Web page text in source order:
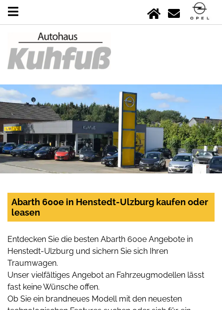
Abarth 600e in Henstedt-Ulzburg kaufen oder
leasen
Entdecken Sie die besten Abarth 600e Angebote in
Henstedt-Ulzburg und sichern Sie sich Ihren
Traumwagen.
Unser vielfältiges Angebot an Fahrzeugmodellen lässt
fast keine Wünsche offen.
Ob Sie ein brandneues Modell mit den neuesten